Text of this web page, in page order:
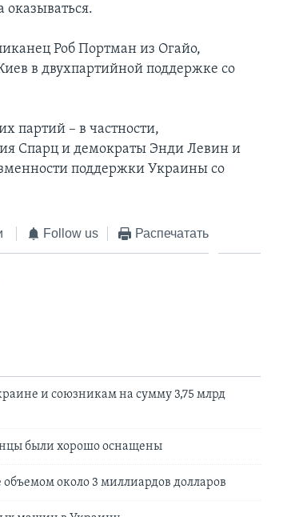
оказываться.
Роб Портман из Огайо,
в двухпартийной поддержке со
партий – в частности,
Спарц и демократы Энди Левин и
поддержки Украины со
Follow us Распечатать
и союзникам на сумму 3,75 млрд
были хорошо оснащены
около 3 миллиардов долларов